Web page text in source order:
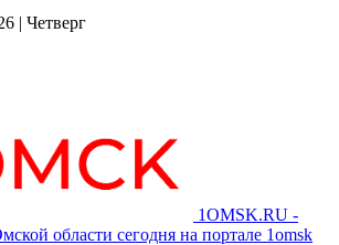
| Четверг
1OMSK.RU -
области сегодня на портале 1omsk